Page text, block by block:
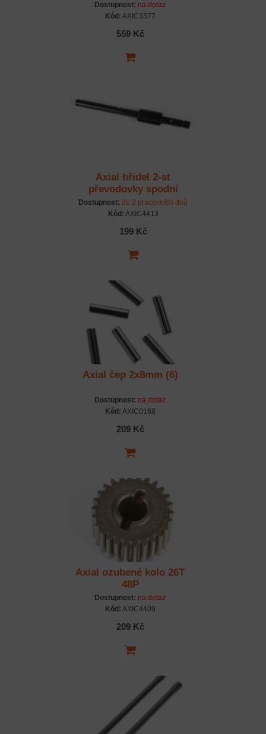
Dostupnost: na dotaz
Kód: AXIC3377
559 Kč
Axial hřídel 2-st
převodovky spodní
5x76.5mm
Dostupnost: do 2 pracovních dnů
Kód: AXIC4413
199 Kč
Axial čep 2x8mm (6)
Dostupnost: na dotaz
Kód: AXIC0168
209 Kč
Axial ozubené kolo 26T
48P
Dostupnost: na dotaz
Kód: AXIC4409
209 Kč